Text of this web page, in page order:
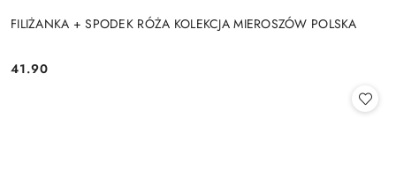
FILIŻANKA + SPODEK RÓŻA KOLEKCJA MIEROSZÓW POLSKA
Cena:
41.90